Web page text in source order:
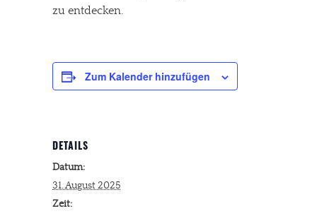
zu entdecken.
Zum Kalender hinzufügen
DETAILS
Datum:
31. August 2025
Zeit: